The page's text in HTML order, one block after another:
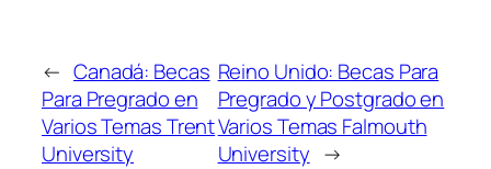
← Canadá: Becas
Para Pregrado en
Varios Temas Trent
University
Reino Unido: Becas Para
Pregrado y Postgrado en
Varios Temas Falmouth
University →